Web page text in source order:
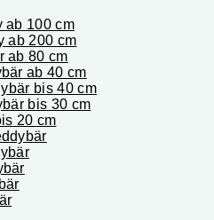
ab 100 cm
ab 200 cm
ab 80 cm
ab 40 cm
bis 40 cm
bis 30 cm
20 cm